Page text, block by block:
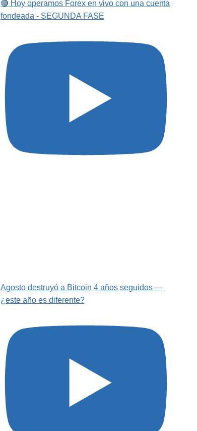
🔴 Hoy operamos Forex en vivo con una cuenta
fondeada - SEGUNDA FASE
Agosto destruyó a Bitcoin 4 años seguidos —
¿este año es diferente?